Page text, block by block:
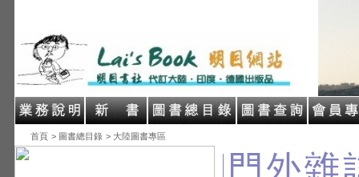
首頁 > 圖書總目錄 > 大陸圖書專區